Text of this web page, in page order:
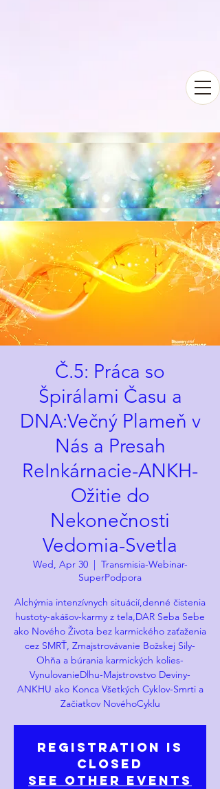
Č.5: Práca so
Špirálami Času a
DNA:Večný Plameň v
Nás a Presah
ReInkárnacie-ANKH-
Ožitie do
Nekonečnosti
Vedomia-Svetla
Wed, Apr 30
  |
Transmisia-Webinar-
SuperPodpora
Alchýmia intenzívnych situácií,denné čistenia
hustoty-akášov-karmy z tela,DAR Seba Sebe
ako Nového Života bez karmického zaťaženia
cez SMRŤ, Zmajstrovávanie Božskej Sily-
Ohňa a búrania karmických kolies-
VynulovanieDlhu-Majstrovstvo Deviny-
ANKHU ako Konca Všetkých Cyklov-Smrti a
Začiatkov NovéhoCyklu
Registration is
closed
See other events